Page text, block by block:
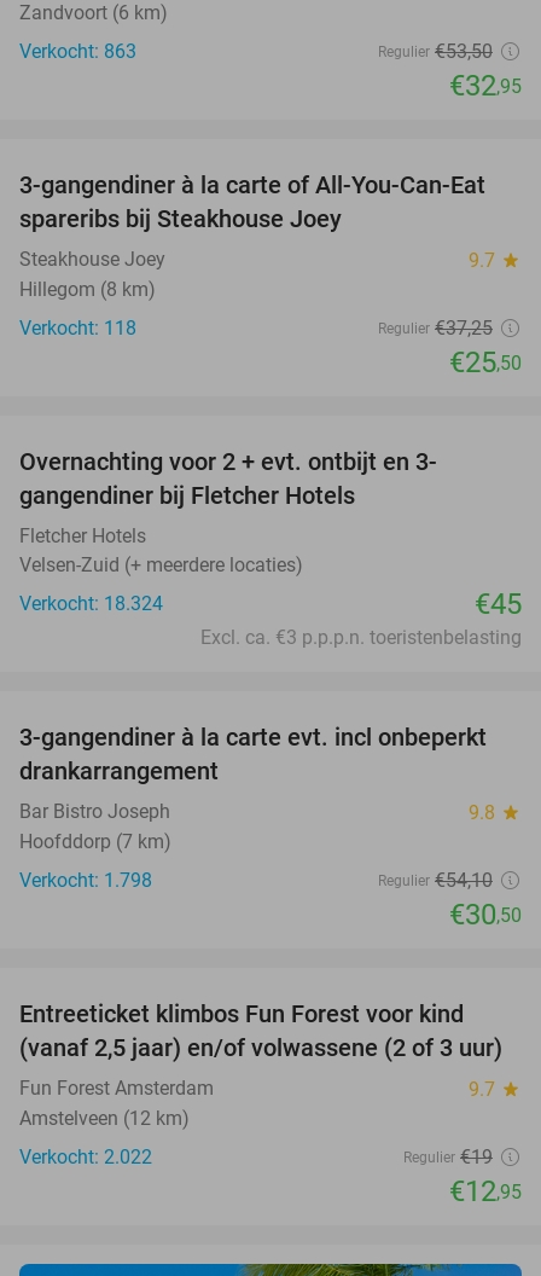
Zandvoort (6 km)
Verkocht: 863
Regulier €53,50
€32,95
32%
3-gangendiner à la carte of All-You-Can-Eat
spareribs bij Steakhouse Joey
Steakhouse Joey 9.7 star
Hillegom (8 km)
Verkocht: 118
Regulier €37,25
€25,50
Overnachting voor 2 + evt. ontbijt en 3-
gangendiner bij Fletcher Hotels
Fletcher Hotels
Velsen-Zuid (+ meerdere locaties)
Verkocht: 18.324
€45
Excl. ca. €3 p.p.p.n. toeristenbelasting
44%
3-gangendiner à la carte evt. incl onbeperkt
drankarrangement
Bar Bistro Joseph 9.8 star
Hoofddorp (7 km)
Verkocht: 1.798
Regulier €54,10
€30,50
Entreeticket klimbos Fun Forest voor kind
(vanaf 2,5 jaar) en/of volwassene (2 of 3 uur)
Fun Forest Amsterdam 9.7 star
Amstelveen (12 km)
Verkocht: 2.022
Regulier €19
€12,95